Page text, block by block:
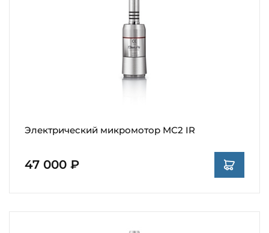
Электрический микромотор MC2 IR
47 000 ₽